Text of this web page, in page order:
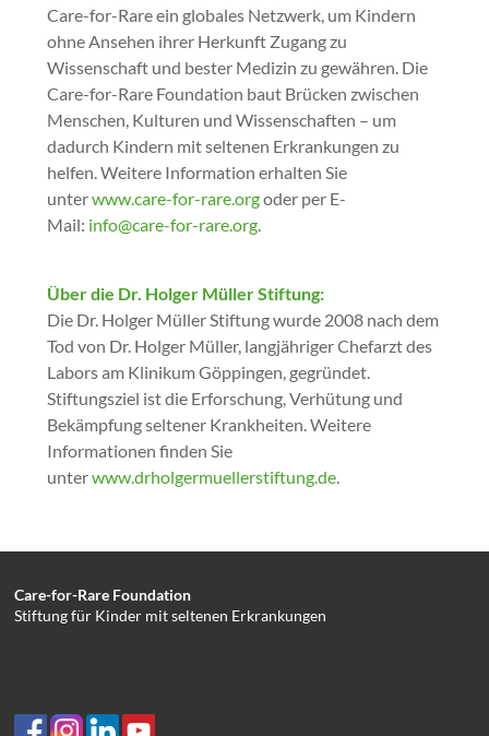
Care-for-Rare ein globales Netzwerk, um Kindern
ohne Ansehen ihrer Herkunft Zugang zu
Wissenschaft und bester Medizin zu gewähren. Die
Care-for-Rare Foundation baut Brücken zwischen
Menschen, Kulturen und Wissenschaften – um
dadurch Kindern mit seltenen Erkrankungen zu
helfen. Weitere Information erhalten Sie
unterwww.care-for-rare.orgoder per E-
Mail: info@care-for-rare.org.
Über die Dr. Holger Müller Stiftung:
Die Dr. Holger Müller Stiftung wurde 2008 nach dem
Tod von Dr. Holger Müller, langjähriger Chefarzt des
Labors am Klinikum Göppingen, gegründet.
Stiftungsziel ist die Erforschung, Verhütung und
Bekämpfung seltener Krankheiten. Weitere
Informationen finden Sie
unterwww.drholgermuellerstiftung.de.
Care-for-Rare Foundation
Stiftung für Kinder mit seltenen Erkrankungen